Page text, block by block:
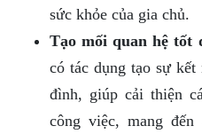
sức khỏe của gia chủ.
Tạo mối quan hệ tốt
có tác dụng tạo sự
đình, giúp cải thiện
công việc, mang